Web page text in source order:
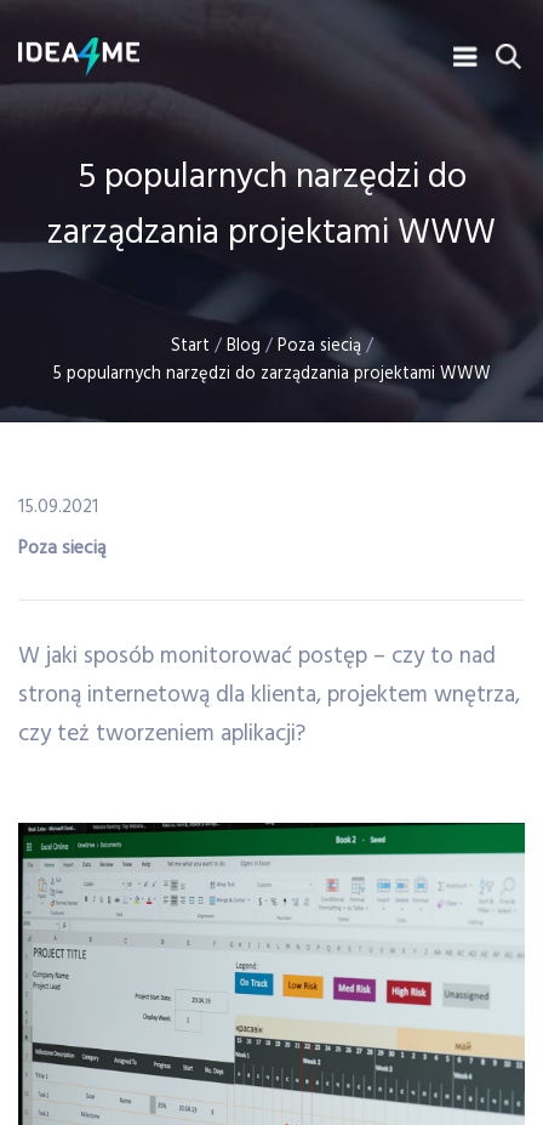
5 popularnych narzędzi do
zarządzania projektami WWW
Start /Blog /Poza siecią/
5 popularnych narzędzi do zarządzania projektami WWW
15.09.2021
Poza siecią
W jaki sposób monitorować postęp – czy to nad
stroną internetową dla klienta, projektem wnętrza,
czy też tworzeniem aplikacji?